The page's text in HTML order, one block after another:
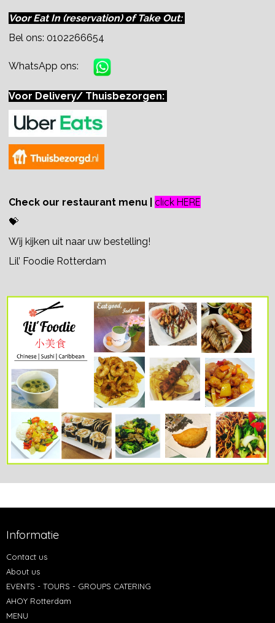
Voor Eat In (reservation) of Take Out:
Bel ons: 0102266654
WhatsApp ons:
Voor Delivery/ Thuisbezorgen:
Check our restaurant menu | click HERE
💝
Wij kijken uit naar uw bestelling!
Lil’ Foodie Rotterdam
Informatie
Contact us
About us
EVENTS - TOURS - GROUPS CATERING
AHOY Rotterdam
MENU